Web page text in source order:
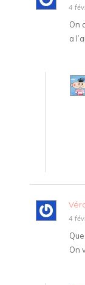
4
On
a
4
On